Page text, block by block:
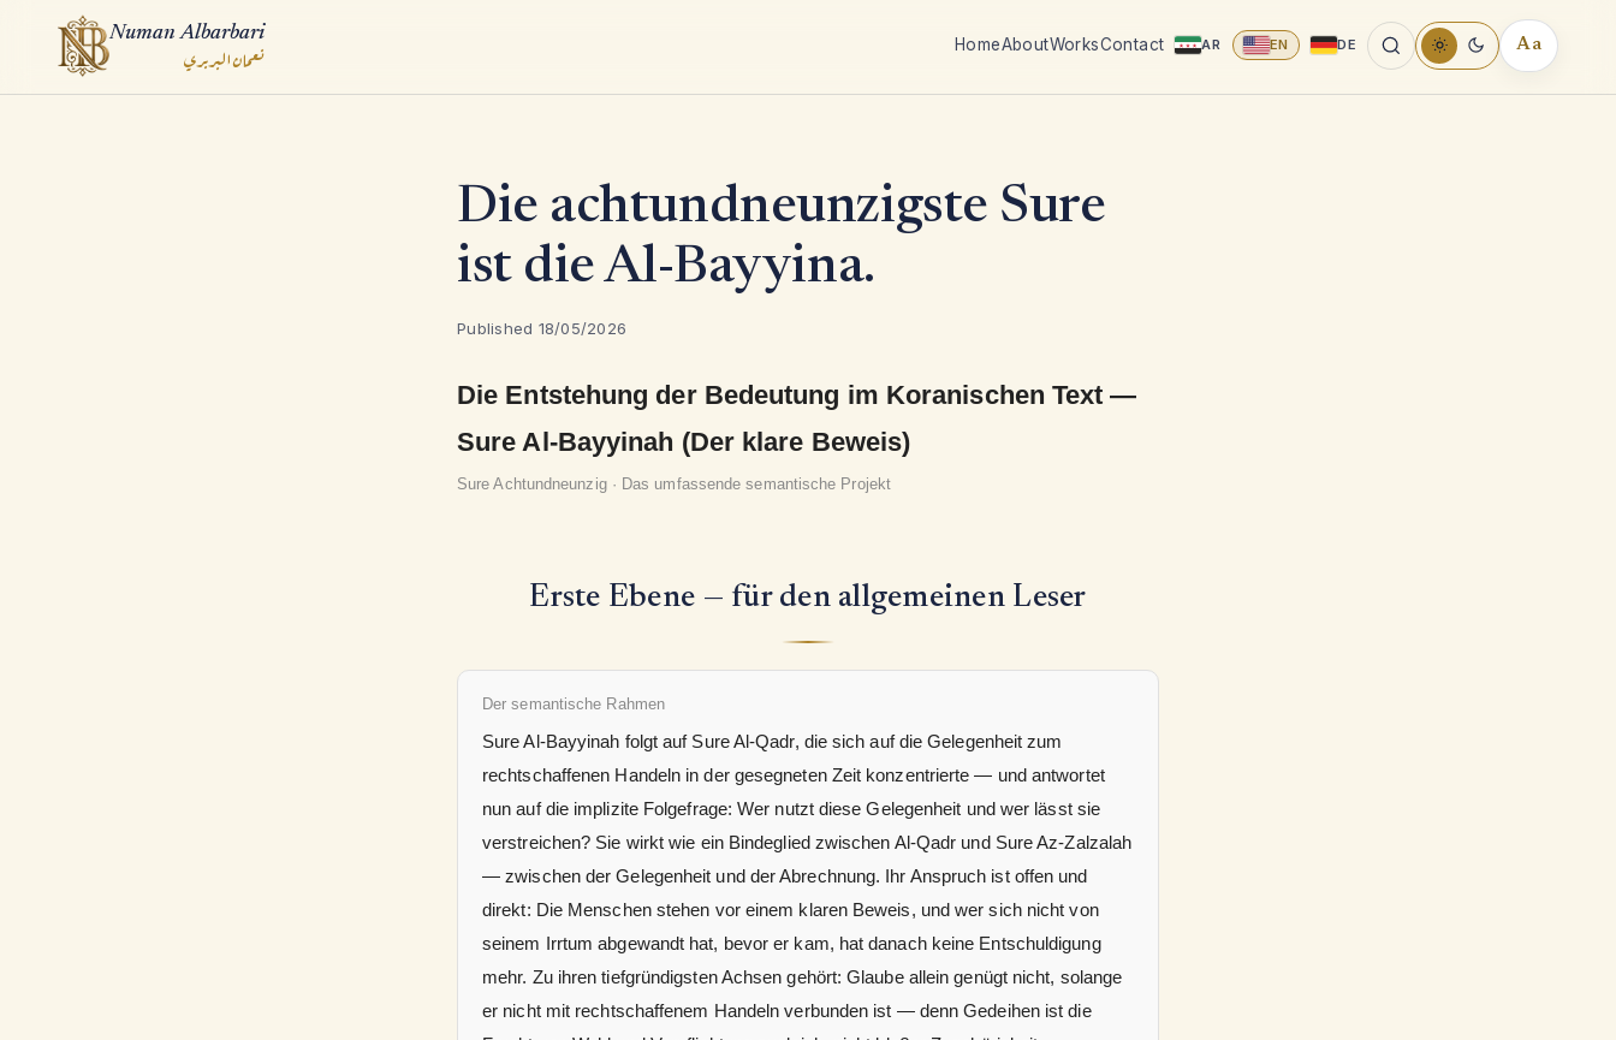
Numan Albarbari
نعمان البربري HomeAboutWorksContact AR EN DE AaREADING
TOOLS
Die achtundneunzigste Sure
ist die Al-Bayyina.
Published 18/05/2026
Die Entstehung der Bedeutung im Koranischen Text —
Sure Al-Bayyinah (Der klare Beweis)
Sure Achtundneunzig · Das umfassende semantische Projekt
Erste Ebene — für den allgemeinen Leser
Der semantische Rahmen
Sure Al-Bayyinah folgt auf Sure Al-Qadr, die sich auf die Gelegenheit zum
rechtschaffenen Handeln in der gesegneten Zeit konzentrierte — und antwortet
nun auf die implizite Folgefrage: Wer nutzt diese Gelegenheit und wer lässt sie
verstreichen? Sie wirkt wie ein Bindeglied zwischen Al-Qadr und Sure Az-Zalzalah
— zwischen der Gelegenheit und der Abrechnung. Ihr Anspruch ist offen und
direkt: Die Menschen stehen vor einem klaren Beweis, und wer sich nicht von
seinem Irrtum abgewandt hat, bevor er kam, hat danach keine Entschuldigung
mehr. Zu ihren tiefgründigsten Achsen gehört: Glaube allein genügt nicht, solange
er nicht mit rechtschaffenem Handeln verbunden ist — denn Gedeihen ist die